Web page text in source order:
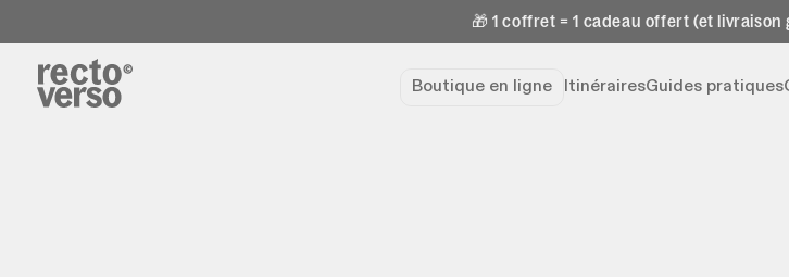
🎁 1 coffret = 1 cadeau offert (et
Boutique en ligne ItinérairesGuides pratiques